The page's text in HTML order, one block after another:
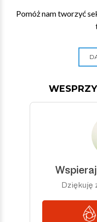
Pomóż nam tworzyć